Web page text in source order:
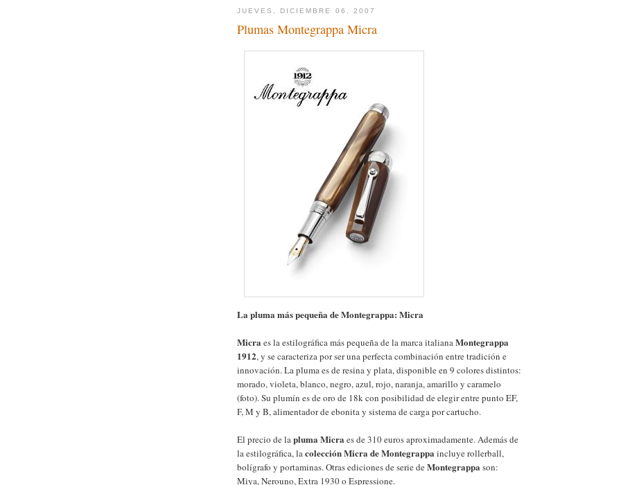
JUEVES, DICIEMBRE 06, 2007
Plumas Montegrappa Micra
La pluma más pequeña de Montegrappa: Micra
Micra es la estilográfica más pequeña de la marca italianaMontegrappa
1912, y se caracteriza por ser una perfecta combinación entre tradición e
innovación. La pluma es de resina y plata, disponible en 9 colores distintos:
morado, violeta, blanco, negro, azul, rojo, naranja, amarillo y caramelo
(foto). Su plumín es de oro de 18k con posibilidad de elegir entre punto EF,
F, M y B, alimentador de ebonita y sistema de carga por cartucho.
El precio de lapluma Micra es de 310 euros aproximadamente. Además de
la estilográfica, lacolección Micra de Montegrappa incluye rollerball,
bolígrafo y portaminas. Otras ediciones de serie deMontegrappa son:
Miya, Nerouno, Extra 1930 o Espressione.